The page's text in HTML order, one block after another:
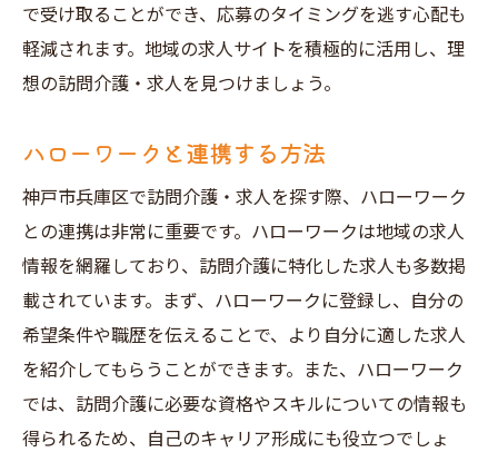
履歴書と職務経歴書のポイント
面接時の服装やマナー
応募前に確認するべきポイント
自己PRの作り方
経験やスキルを効果的にアピールする方法
面接でのコミュニケーションのコツ
応募先の企業文化を理解する
前職の経験を活かす方法
で受け取ることができ、応募のタイミングを逃す心配も
軽減されます。地域の求人サイトを積極的に活用し、理
想の訪問介護・求人を見つけましょう。
ハローワークと連携する方法
神戸市兵庫区で訪問介護・求人を探す際、ハローワーク
との連携は非常に重要です。ハローワークは地域の求人
情報を網羅しており、訪問介護に特化した求人も多数掲
載されています。まず、ハローワークに登録し、自分の
希望条件や職歴を伝えることで、より自分に適した求人
を紹介してもらうことができます。また、ハローワーク
では、訪問介護に必要な資格やスキルについての情報も
得られるため、自己のキャリア形成にも役立つでしょ